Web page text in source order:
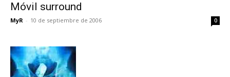
Móvil surround
MyR - 10 de septiembre de 2006 0